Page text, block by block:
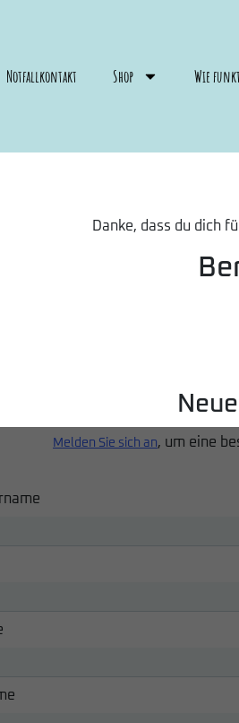
Notfallkontakt Shop Wie
Danke, dass du dich
Melden Sie sich an, um eine